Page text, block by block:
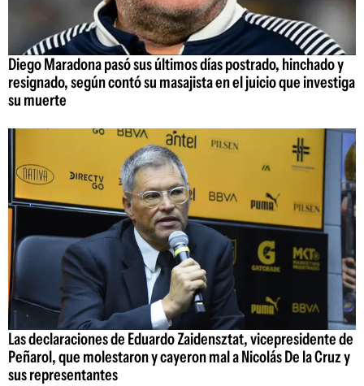
Diego Maradona pasó sus últimos días postrado, hinchado y
resignado, según contó su masajista en el juicio que investiga
su muerte
Las declaraciones de Eduardo Zaidensztat, vicepresidente de
Peñarol, que molestaron y cayeron mal a Nicolás De la Cruz y
sus representantes